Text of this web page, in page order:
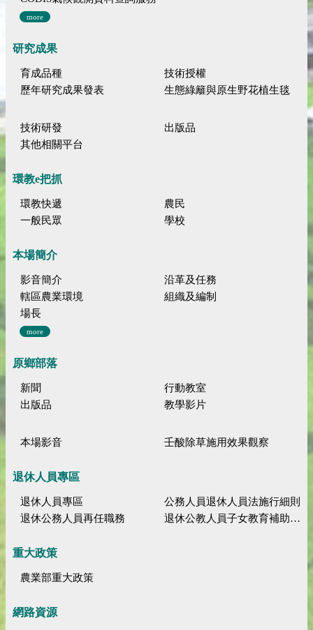
more
研究成果
育成品種
技術授權
歷年研究成果發表
生態綠籬與原生野花植生毯
技術研發
出版品
其他相關平台
環教e把抓
環教快遞
農民
一般民眾
學校
本場簡介
影音簡介
沿革及任務
轄區農業環境
組織及編制
場長
more
原鄉部落
新聞
行動教室
出版品
教學影片
本場影音 壬酸除草施用效果觀察
退休人員專區
退休人員專區
公務人員退休人員法施行細則
退休公務人員再任職務
退休公教人員子女教育補助規定
重大政策
農業部重大政策
網路資源